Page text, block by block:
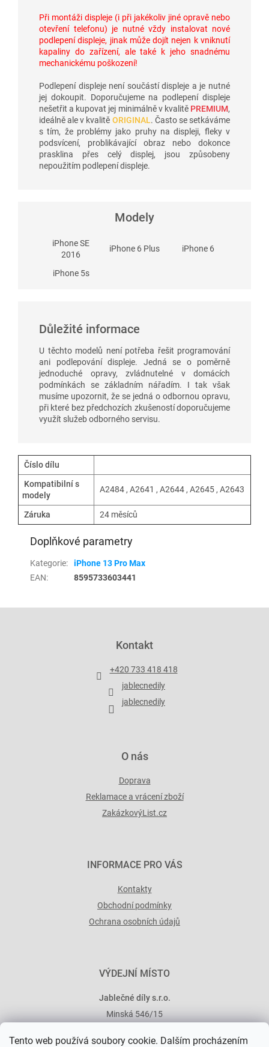
Tento web používá soubory cookie. Dalším procházením
Při montáži displeje (i při jakékoliv jiné opravě nebo
otevření telefonu) je nutné vždy instalovat nové
podlepení displeje, jinak může dojít nejen k vniknutí
kapaliny do zařízení, ale také k jeho snadnému
mechanickému poškození!
Podlepení displeje není součástí displeje a je nutné
jej dokoupit. Doporučujeme na podlepení displeje
nešetřit a kupovat jej minimálně v kvalitě PREMIUM,
ideálně ale v kvalitě ORIGINAL. Často se setkáváme
s tím, že problémy jako pruhy na displeji, fleky v
podsvícení, problikávající obraz nebo dokonce
prasklina přes celý displej, jsou způsobeny
nepoužitím podlepení displeje.
Modely
iPhone SE
2016
iPhone 6 Plus iPhone 6
iPhone 5s
Důležité informace
U těchto modelů není potřeba řešit programování
ani podlepování displeje. Jedná se o poměrně
jednoduché opravy, zvládnutelné v domácích
podmínkách se základním nářadím. I tak však
musíme upozornit, že se jedná o odbornou opravu,
při které bez předchozích zkušeností doporučujeme
využít služeb odborného servisu.
Číslo dílu
Kompatibilní s
modely
A2484 , A2641 , A2644 , A2645 , A2643
Záruka 24 měsíců
Doplňkové parametry
Kategorie:
iPhone 13 Pro Max
EAN: 8595733603441
Kontakt
+420 733 418 418
jablecnedily
jablecnedily
O nás
Doprava
Reklamace a vrácení zboží
ZakázkovýList.cz
INFORMACE PRO VÁS
Kontakty
Obchodní podmínky
Ochrana osobních údajů
VÝDEJNÍ MÍSTO
Jablečné díly s.r.o.
Minská 546/15